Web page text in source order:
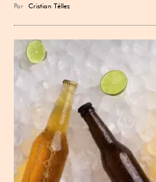
Por Cristian Téllez